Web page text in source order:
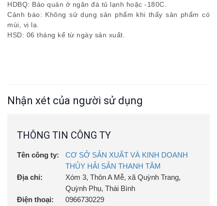
HDBQ: Bảo quản ở ngăn đá tủ lạnh hoặc -180C.
Cảnh báo: Không sử dụng sản phẩm khi thấy sản phẩm có
mùi, vị lạ.
HSD: 06 tháng kể từ ngày sản xuất.
Nhận xét của người sử dụng
THÔNG TIN CÔNG TY
Tên công ty:
CƠ SỞ SẢN XUẤT VÀ KINH DOANH
THỦY HẢI SẢN THANH TÂM
Địa chỉ:
Xóm 3, Thôn A Mễ, xã Quỳnh Trang,
Quỳnh Phụ, Thái Bình
Điện thoại:
0966730229